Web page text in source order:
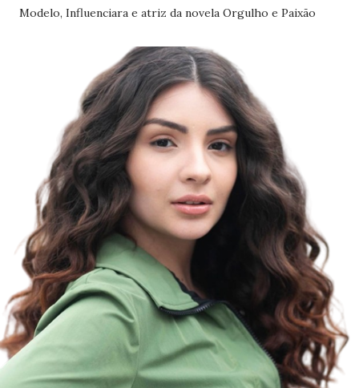
Modelo, Influenciara e atriz da novela Orgulho e Paixão